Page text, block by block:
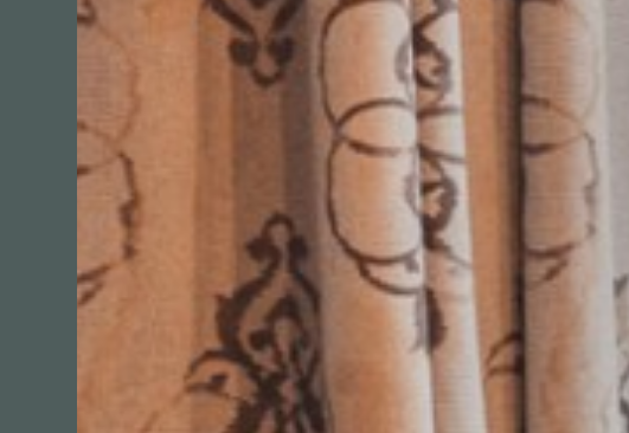
Skifahren
Snacken